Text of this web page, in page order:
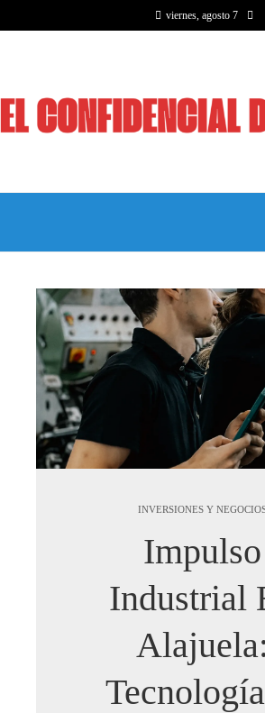
viernes, agosto 7
INVERSIONES Y
Impulso
Industrial
Alajuela: